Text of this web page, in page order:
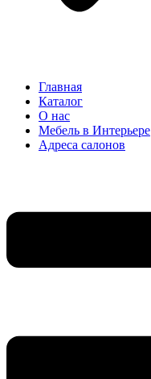
Главная
Каталог
О нас
Мебель в Интерьере
Адреса салонов